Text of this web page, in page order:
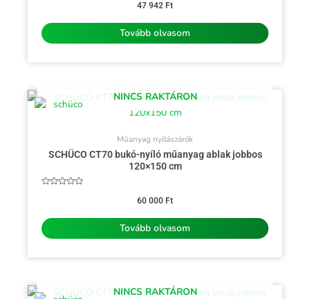
47 942 Ft
Tovább olvasom
NINCS RAKTÁRON
Műanyag nyílászárók
SCHÜCO CT70 bukó-nyíló műanyag ablak jobbos
120×150 cm
60 000 Ft
Tovább olvasom
NINCS RAKTÁRON